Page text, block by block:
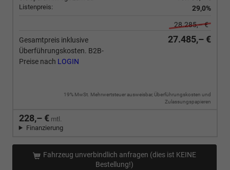
Listenpreis:
29,0%
28.285,– €
Gesamtpreis inklusive
Überführungskosten. B2B-
Preise nach LOGIN
27.485,– €
19% MwSt. Mehrwertsteuer ausweisbar, Überführungskosten und
Zulassungspapieren
228,– € mtl.
Finanzierung
Fahrzeug unverbindlich anfragen (dies ist KEINE
Bestellung!)